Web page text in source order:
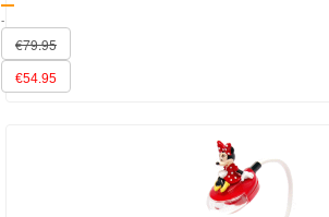
-
€79.95
€54.95